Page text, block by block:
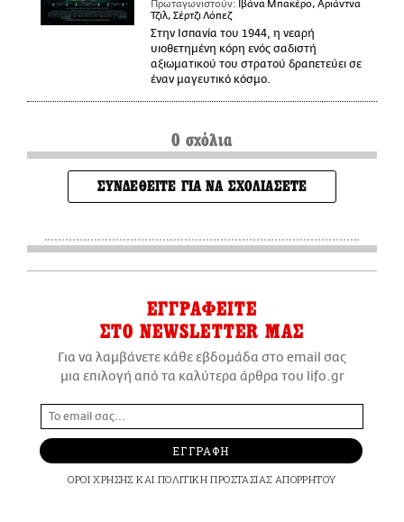
Πρωταγωνιστούν: Ιβάνα Μπακέρο, Αριάντνα
Τζιλ, Σέρτζι Λόπεζ
Στην Ισπανία του 1944, η νεαρή
υιοθετημένη κόρη ενός σαδιστή
αξιωματικού του στρατού δραπετεύει σε
έναν μαγευτικό κόσμο.
0 σχόλια
ΣΥΝΔΕΘΕΙΤΕ ΓΙΑ ΝΑ ΣΧΟΛΙΑΣΕΤΕ
ΕΓΓΡΑΦΕΙΤΕ
ΣΤΟ NEWSLETTER ΜΑΣ
Για να λαμβάνετε κάθε εβδομάδα στο email σας
μια επιλογή από τα καλύτερα άρθρα του lifo.gr
ΕΓΓΡΑΦΗ
ΟΡΟΙ ΧΡΗΣΗΣ ΚΑΙ ΠΟΛΙΤΙΚΗ ΠΡΟΣΤΑΣΙΑΣ ΑΠΟΡΡΗΤΟΥ